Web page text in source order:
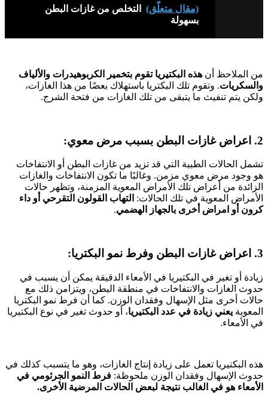
(مقال متعلّق)
التخلص من غازات البطن
بسهولة
من الملاحظ أن هذه البكتيريا تقوم بتخمير الكربوهيدرات والألياف
والسكريات. وتقوم تلك البكتريا باستهلاك بعضًا من هذا الغازات،
ولكن يتم تنفيث ما يتبقى من تلك الغازات من فتحة الشرج.
2. اعراض غازات البطن بسبب مرض معوي:
تشمل الحالات الطبية التي قد تزيد من غازات البطن أو الانتفاخات
هو وجود مرض معوي مزمن. وغالبًا ما تكون الانتفاخات والغازات
الزائدة من أعراض تلك الأمراض المعوية المزمنة، وتظهر حالات
الأمراض المعوية في تلك الحالات: التهاب القولون التقرحي أو داء
كرون أو امراض أخرى بالجهاز الهضمي.
3. اعراض غازات البطن وفرط نمو البكتريا:
زيادة أو تغير في البكتيريا في الأمعاء الدقيقة يمكن أن يسبب في
حدوث الغازات والانتفاخات في منطقة البطن، ويتزامن ذلك مع
حالات أخرى مثل الإسهال وفقدان الوزن. كما أن فرط نمو البكتريا
المعوية يعني زيادة في عدد البكتيريا، أو حدوث تغير في نوع البكتيريا
في الأمعاء.
هذه البكتيريا تعمل على زيادة إنتاج الغازات، وهو ما يتسبب كذلك في
حدوث الإسهال وفقدان الوزن ملحوظة: فرط النمو الجرثومي في
الأمعاء هو في الغالب نتيجة لبعض الحالات المرضية الأخرى.